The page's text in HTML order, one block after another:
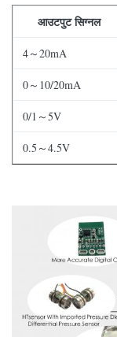
आउटपुट सिग्नल
4～20mA
0～10/20mA
0/1～5V
0.5～4.5V